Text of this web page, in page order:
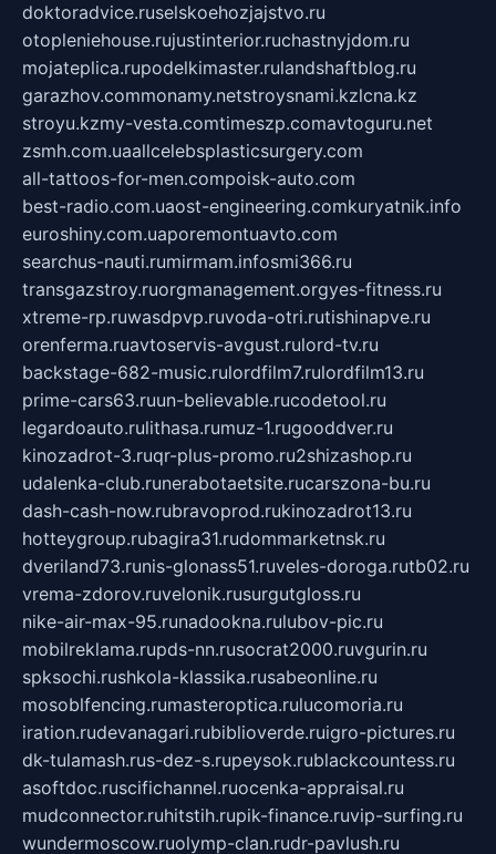
doktoradvice.ruselskoehozjajstvo.ru
otopleniehouse.rujustinterior.ruchastnyjdom.ru
mojateplica.rupodelkimaster.rulandshaftblog.ru
garazhov.commonamy.netstroysnami.kzlcna.kz
stroyu.kzmy-vesta.comtimeszp.comavtoguru.net
zsmh.com.uaallcelebsplasticsurgery.com
all-tattoos-for-men.compoisk-auto.com
best-radio.com.uaost-engineering.comkuryatnik.info
euroshiny.com.uaporemontuavto.com
searchus-nauti.rumirmam.infosmi366.ru
transgazstroy.ruorgmanagement.orgyes-fitness.ru
xtreme-rp.ruwasdpvp.ruvoda-otri.rutishinapve.ru
orenferma.ruavtoservis-avgust.rulord-tv.ru
backstage-682-music.rulordfilm7.rulordfilm13.ru
prime-cars63.ruun-believable.rucodetool.ru
legardoauto.rulithasa.rumuz-1.rugooddver.ru
kinozadrot-3.ruqr-plus-promo.ru2shizashop.ru
udalenka-club.runerabotaetsite.rucarszona-bu.ru
dash-cash-now.rubravoprod.rukinozadrot13.ru
hotteygroup.rubagira31.rudommarketnsk.ru
dveriland73.runis-glonass51.ruveles-doroga.rutb02.ru
vrema-zdorov.ruvelonik.rusurgutgloss.ru
nike-air-max-95.runadookna.rulubov-pic.ru
mobilreklama.rupds-nn.rusocrat2000.ruvgurin.ru
spksochi.rushkola-klassika.rusabeonline.ru
mosoblfencing.rumasteroptica.rulucomoria.ru
iration.rudevanagari.rubiblioverde.ruigro-pictures.ru
dk-tulamash.rus-dez-s.rupeysok.rublackcountess.ru
asoftdoc.ruscifichannel.ruocenka-appraisal.ru
mudconnector.ruhitstih.rupik-finance.ruvip-surfing.ru
wundermoscow.ruolymp-clan.rudr-pavlush.ru